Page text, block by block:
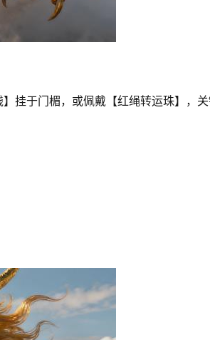
挂于门楣，或佩戴【红绳转运珠】，